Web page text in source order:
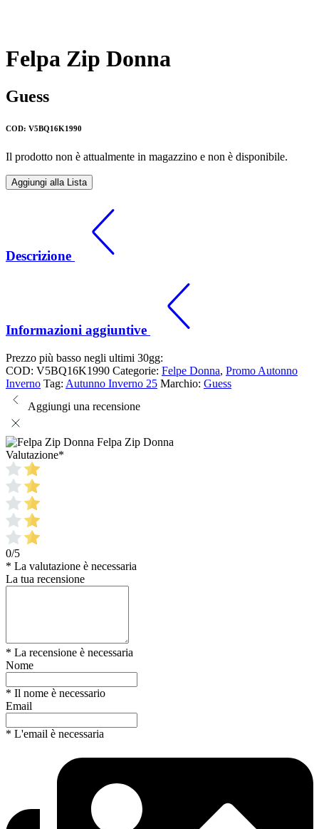
Felpa Zip Donna
Guess
COD: V5BQ16K1990
Il prodotto non è attualmente in magazzino e non è disponibile.
Aggiungi alla Lista
Descrizione
Informazioni aggiuntive
Prezzo più basso negli ultimi 30gg:
COD: V5BQ16K1990 Categorie: Felpe Donna, Promo Autonno
Inverno Tag: Autunno Inverno 25 Marchio: Guess
Aggiungi una recensione
Felpa Zip Donna
Valutazione*
0/5
* La valutazione è necessaria
La tua recensione
* La recensione è necessaria
Nome
* Il nome è necessario
Email
* L'email è necessaria